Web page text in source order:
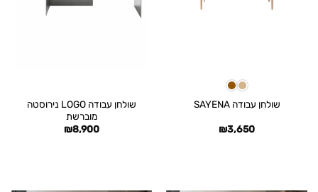
שולחן עבודה SAYENA
₪3,650
שולחן עבודה LOGO נירוסטה
מוברשת
₪8,900